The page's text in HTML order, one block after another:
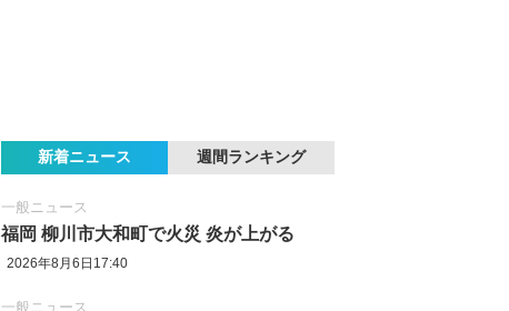
新着ニュース 週間ランキング
一般ニュース
福岡 柳川市大和町で火災 炎が上がる
2026年8月6日17:40
一般ニュース